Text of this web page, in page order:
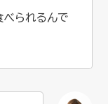
べられるんで